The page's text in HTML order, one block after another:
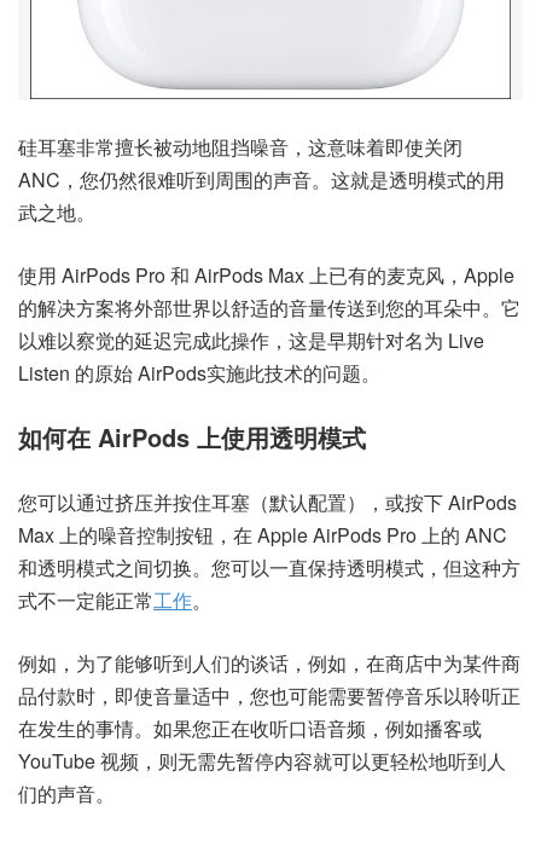
硅耳塞非常擅长被动地阻挡噪音，这意味着即使关闭
ANC，您仍然很难听到周围的声音。这就是透明模式的用
武之地。
使用 AirPods Pro 和 AirPods Max 上已有的麦克风，Apple
的解决方案将外部世界以舒适的音量传送到您的耳朵中。它
以难以察觉的延迟完成此操作，这是早期针对名为 Live
Listen 的原始 AirPods实施此技术的问题。
如何在 AirPods 上使用透明模式
您可以通过挤压并按住耳塞（默认配置），或按下 AirPods
Max 上的噪音控制按钮，在 Apple AirPods Pro 上的 ANC
和透明模式之间切换。您可以一直保持透明模式，但这种方
式不一定能正常工作。
例如，为了能够听到人们的谈话，例如，在商店中为某件商
品付款时，即使音量适中，您也可能需要暂停音乐以聆听正
在发生的事情。如果您正在收听口语音频，例如播客或
YouTube 视频，则无需先暂停内容就可以更轻松地听到人
们的声音。